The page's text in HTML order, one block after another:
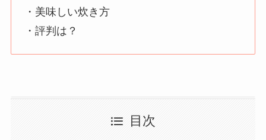
・美味しい炊き方
・評判は？
目次